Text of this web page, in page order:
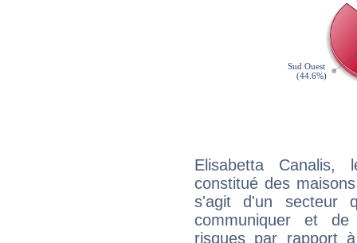
Elisabetta Canalis,
constitué des
s'agit d'un secteur
communiquer et
risques par rapport